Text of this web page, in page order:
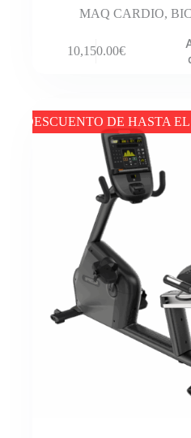
MAQ CARDIO,
10,150.00€
DESCUENTO DE HASTA